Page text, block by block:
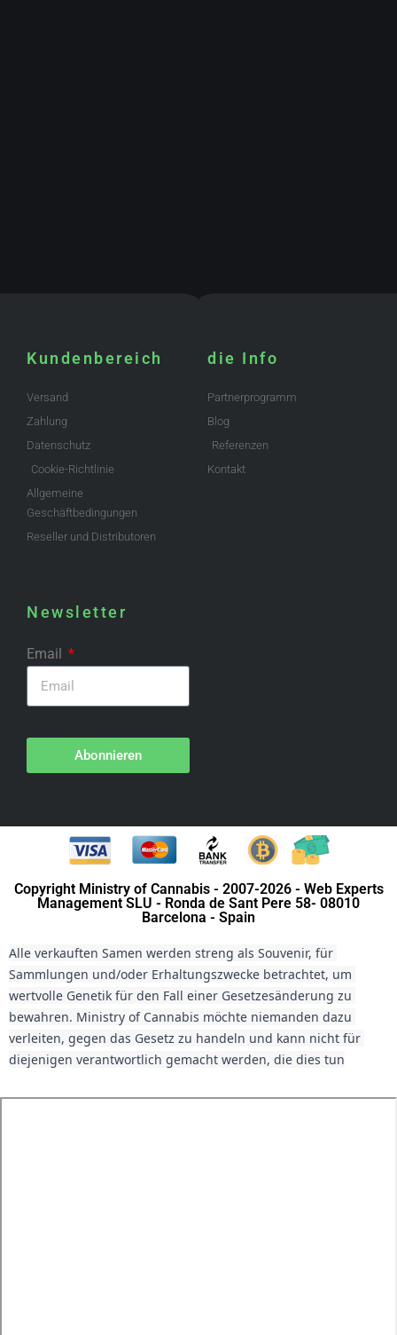
Kundenbereich
Versand
Zahlung
Datenschutz
Cookie-Richtlinie
Allgemeine
Geschäftbedingungen
Reseller und Distributoren
die Info
Partnerprogramm
Blog
Referenzen
Kontakt
Newsletter
Email
Abonnieren
Copyright Ministry of Cannabis - 2007-2026 - Web Experts
Management SLU - Ronda de Sant Pere 58- 08010
Barcelona - Spain
Alle verkauften Samen werden streng als Souvenir, für
Sammlungen und/oder Erhaltungszwecke betrachtet, um
wertvolle Genetik für den Fall einer Gesetzesänderung zu
bewahren. Ministry of Cannabis möchte niemanden dazu
verleiten, gegen das Gesetz zu handeln und kann nicht für
diejenigen verantwortlich gemacht werden, die dies tun